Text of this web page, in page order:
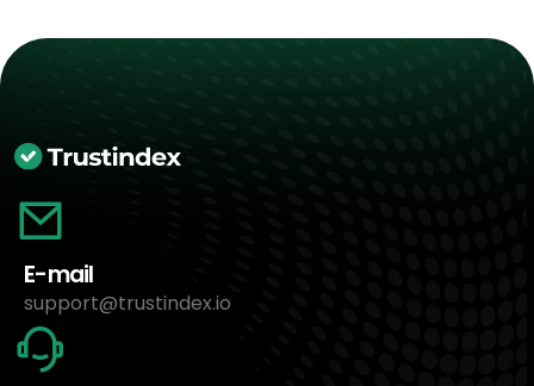
E-mail
support@trustindex.io